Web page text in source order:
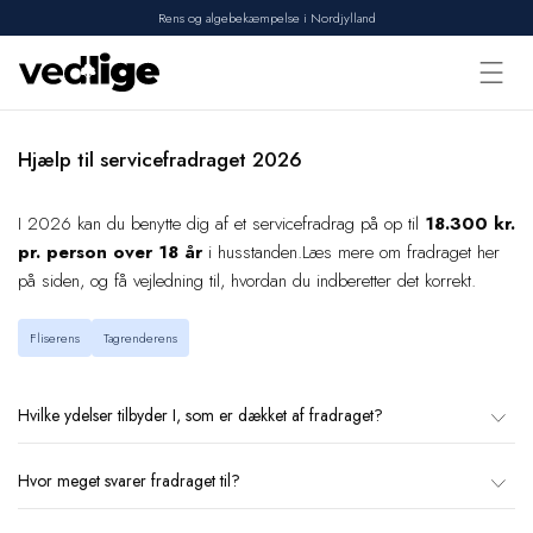
Rens og algebekæmpelse i Nordjylland
Forside
Udførte opgaver
Erhverv
Om os
Hjælp til servicefradraget 2026
I 2026 kan du benytte dig af et servicefradrag på op til 18.300 kr.
pr. person over 18 åri husstanden.Læs mere om fradraget her
på siden, og få vejledning til, hvordan du indberetter det korrekt.
Fliserens Tagrenderens
Hvilke ydelser tilbyder I, som er dækket af fradraget?
Vi tilbyder i øjeblikket to ydelser, der er berettiget til servicefradrag:
fliserens og tagrenderens.
Hvor meget svarer fradraget til?